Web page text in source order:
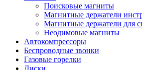
Поисковые магниты
Магнитные держатели
Магнитные держатели для
Неодимовые магниты
Автокомпрессоры
Беспроводные звонки
Газовые горелки
Диски